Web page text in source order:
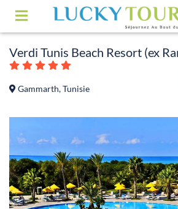
Verdi Tunis Beach Resort (ex
Gammarth, Tunisie